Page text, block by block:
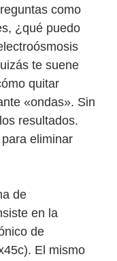
como
¿qué puedo
te suene
quitar
«ondas». Sin
resultados.
eliminar
de
en la
de
El mismo